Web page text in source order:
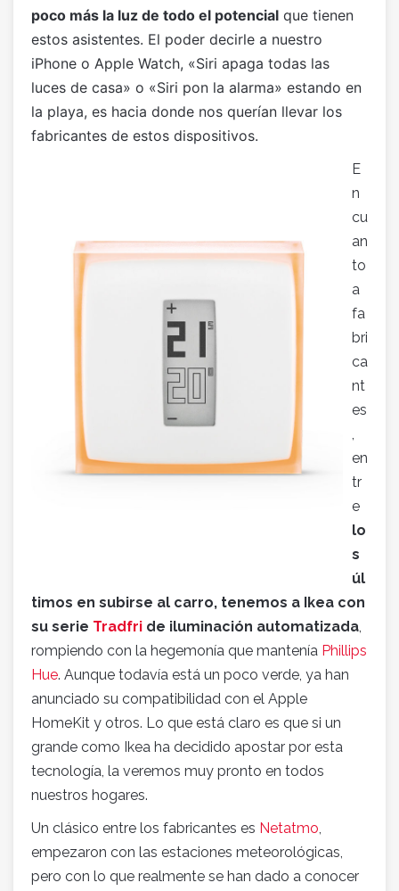
poco más la luz de todo el potencial que tienen
estos asistentes. El poder decirle a nuestro
iPhone o Apple Watch, «Siri apaga todas las
luces de casa» o «Siri pon la alarma» estando en
la playa, es hacia donde nos querían llevar los
fabricantes de estos dispositivos.
E
n
cu
an
to
a
fa
bri
ca
nt
es
,
en
tr
e
lo
s
úl
timos en subirse al carro, tenemos a Ikea con
su serie Tradfri de iluminación automatizada,
rompiendo con la hegemonía que mantenía Phillips
Hue. Aunque todavía está un poco verde, ya han
anunciado su compatibilidad con el Apple
HomeKit y otros. Lo que está claro es que si un
grande como Ikea ha decidido apostar por esta
tecnología, la veremos muy pronto en todos
nuestros hogares.
Un clásico entre los fabricantes es Netatmo,
empezaron con las estaciones meteorológicas,
pero con lo que realmente se han dado a conocer